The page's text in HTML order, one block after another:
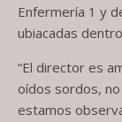
Enfermería 1 y
ubiacadas
“El director es
oídos sordos,
estamos